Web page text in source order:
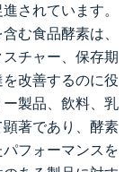
されています。
む食品酵素は、
チャー、保存期
改善するのに役
製品、飲料、乳
著であり、酵素
フォーマンスを